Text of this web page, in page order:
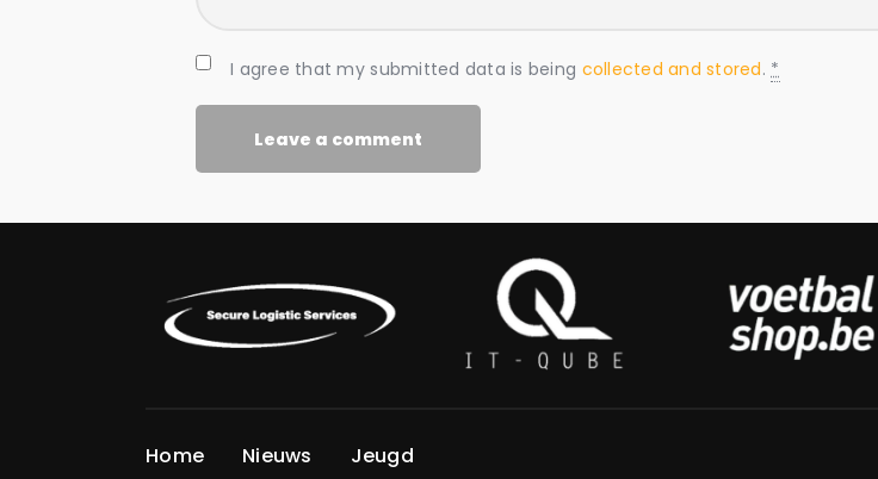
I agree that my submitted data is being collected and stored.*
Home Nieuws Jeugd